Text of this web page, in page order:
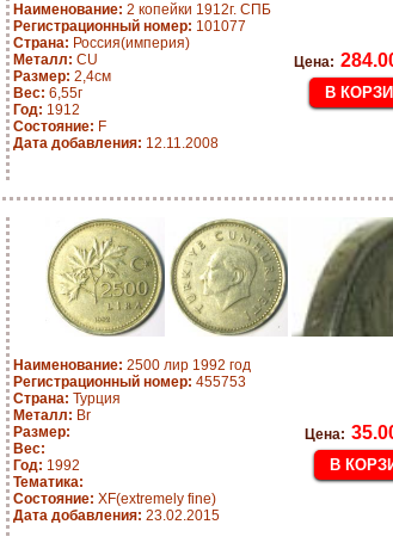
Наименование: 2 копейки 1912г. СПБ
Регистрационный номер: 101077
Страна: Россия(империя)
Металл: CU
Размер: 2,4см
Вес: 6,55г
Год: 1912
Состояние: F
Дата добавления: 12.11.2008
Цена:
Наименование: 2500 лир 1992 год
Регистрационный номер: 455753
Страна: Турция
Металл: Br
Размер:
Вес:
Год: 1992
Тематика:
Состояние: XF(extremely fine)
Дата добавления: 23.02.2015
Цена: